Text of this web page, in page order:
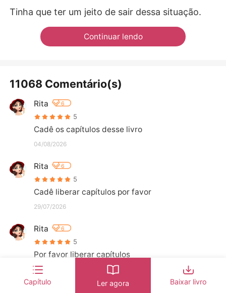
Tinha que ter um jeito de sair dessa situação.
Continuar lendo
11068 Comentário(s)
Rita 6
5
Cadê os capítulos desse livro
04/08/2026
Rita 6
5
Cadê liberar capítulos por favor
29/07/2026
Rita 6
5
Por favor liberar capítulos
23/07/2026
Capítulo Ler agora Baixar livro